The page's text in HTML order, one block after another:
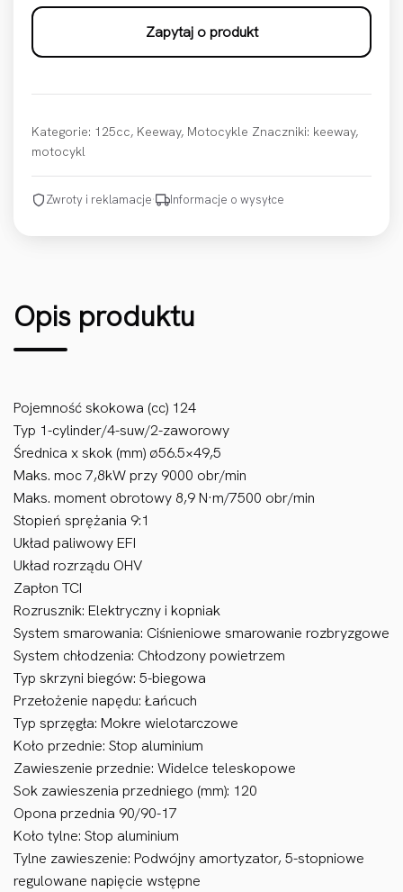
Zapytaj o produkt
Kategorie: 125cc, Keeway, Motocykle Znaczniki: keeway,
motocykl
Zwroty i reklamacje· Informacje o wysyłce
Opis produktu
Pojemność skokowa (cc) 124
Typ 1-cylinder/4-suw/2-zaworowy
Średnica x skok (mm) ø56.5×49,5
Maks. moc 7,8kW przy 9000 obr/min
Maks. moment obrotowy 8,9 N·m/7500 obr/min
Stopień sprężania 9:1
Układ paliwowy EFI
Układ rozrządu OHV
Zapłon TCI
Rozrusznik: Elektryczny i kopniak
System smarowania: Ciśnieniowe smarowanie rozbryzgowe
System chłodzenia: Chłodzony powietrzem
Typ skrzyni biegów: 5-biegowa
Przełożenie napędu: Łańcuch
Typ sprzęgła: Mokre wielotarczowe
Koło przednie: Stop aluminium
Zawieszenie przednie: Widelce teleskopowe
Sok zawieszenia przedniego (mm): 120
Opona przednia 90/90-17
Koło tylne: Stop aluminium
Tylne zawieszenie: Podwójny amortyzator, 5-stopniowe
regulowane napięcie wstępne